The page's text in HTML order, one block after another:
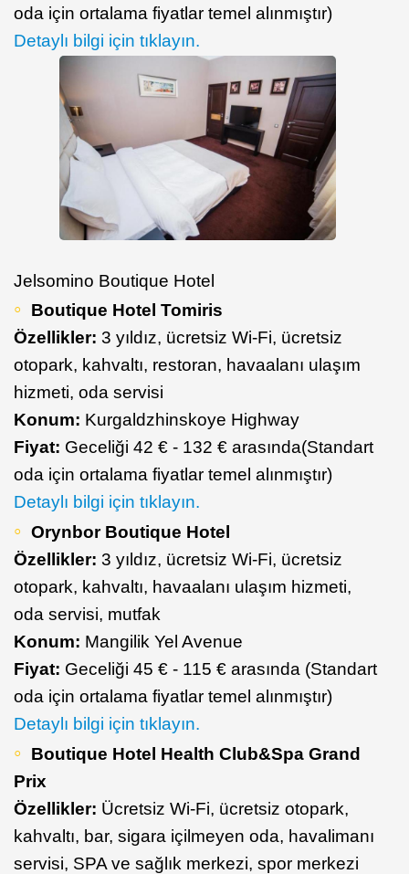
oda için ortalama fiyatlar temel alınmıştır)
Detaylı bilgi için tıklayın.
Jelsomino Boutique Hotel
Boutique Hotel Tomiris
Özellikler: 3 yıldız, ücretsiz Wi-Fi, ücretsiz
otopark, kahvaltı, restoran, havaalanı ulaşım
hizmeti, oda servisi
Konum: Kurgaldzhinskoye Highway
Fiyat: Geceliği 42 € - 132 € arasında(Standart
oda için ortalama fiyatlar temel alınmıştır)
Detaylı bilgi için tıklayın.
Orynbor Boutique Hotel
Özellikler: 3 yıldız, ücretsiz Wi-Fi, ücretsiz
otopark, kahvaltı, havaalanı ulaşım hizmeti,
oda servisi, mutfak
Konum: Mangilik Yel Avenue
Fiyat: Geceliği 45 € - 115 € arasında (Standart
oda için ortalama fiyatlar temel alınmıştır)
Detaylı bilgi için tıklayın.
Boutique Hotel Health Club&Spa Grand
Prix
Özellikler: Ücretsiz Wi-Fi, ücretsiz otopark,
kahvaltı, bar, sigara içilmeyen oda, havalimanı
servisi, SPA ve sağlık merkezi, spor merkezi